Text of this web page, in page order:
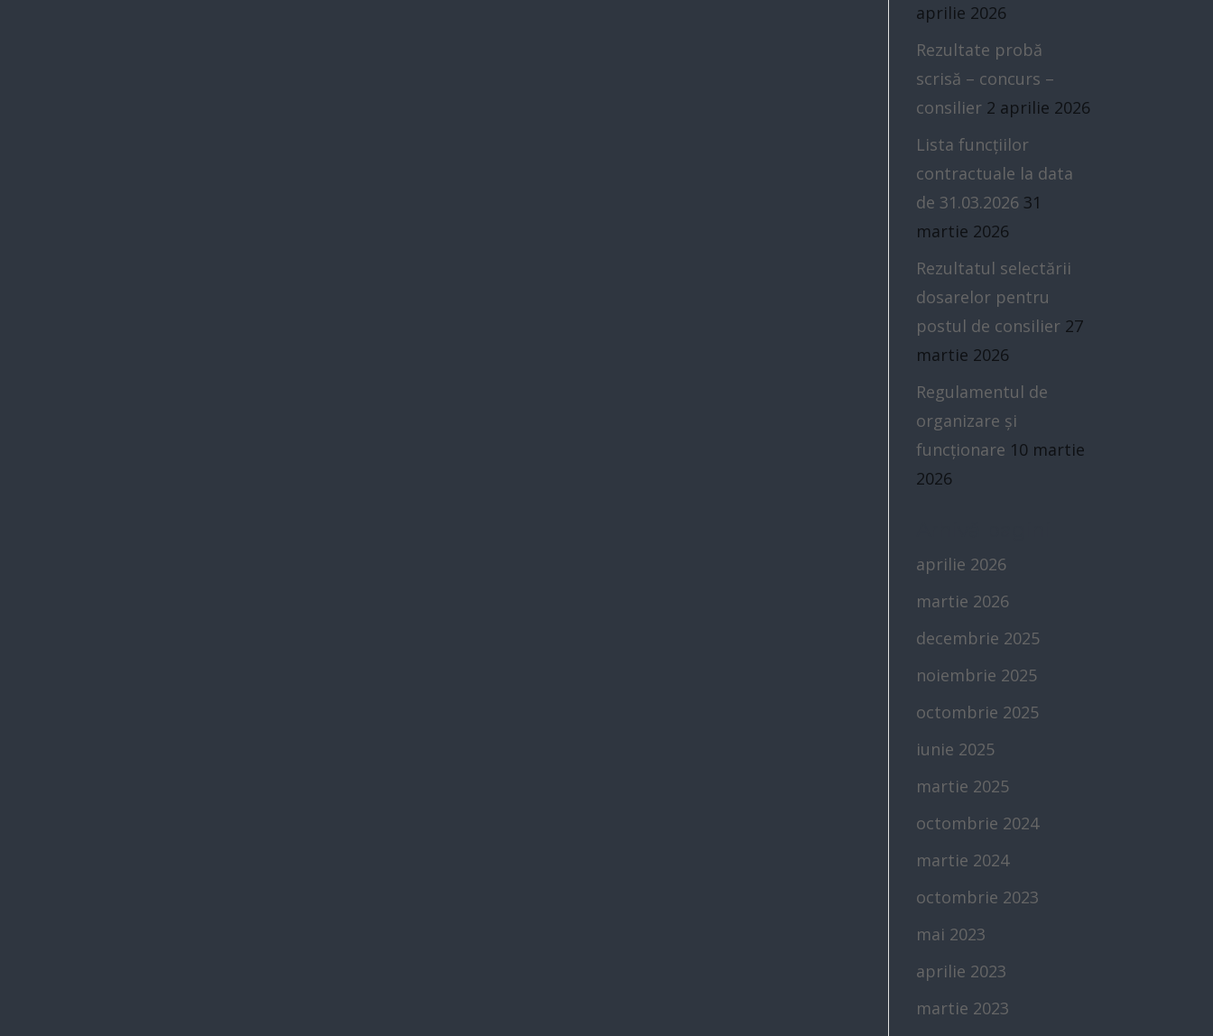
aprilie 2026
Rezultate probă
scrisă – concurs –
consilier 2 aprilie 2026
Lista funcțiilor
contractuale la data
de 31.03.2026 31
martie 2026
Rezultatul selectării
dosarelor pentru
postul de consilier 27
martie 2026
Regulamentul de
organizare și
funcționare 10 martie
2026
aprilie 2026
martie 2026
decembrie 2025
noiembrie 2025
octombrie 2025
iunie 2025
martie 2025
octombrie 2024
martie 2024
octombrie 2023
mai 2023
aprilie 2023
martie 2023